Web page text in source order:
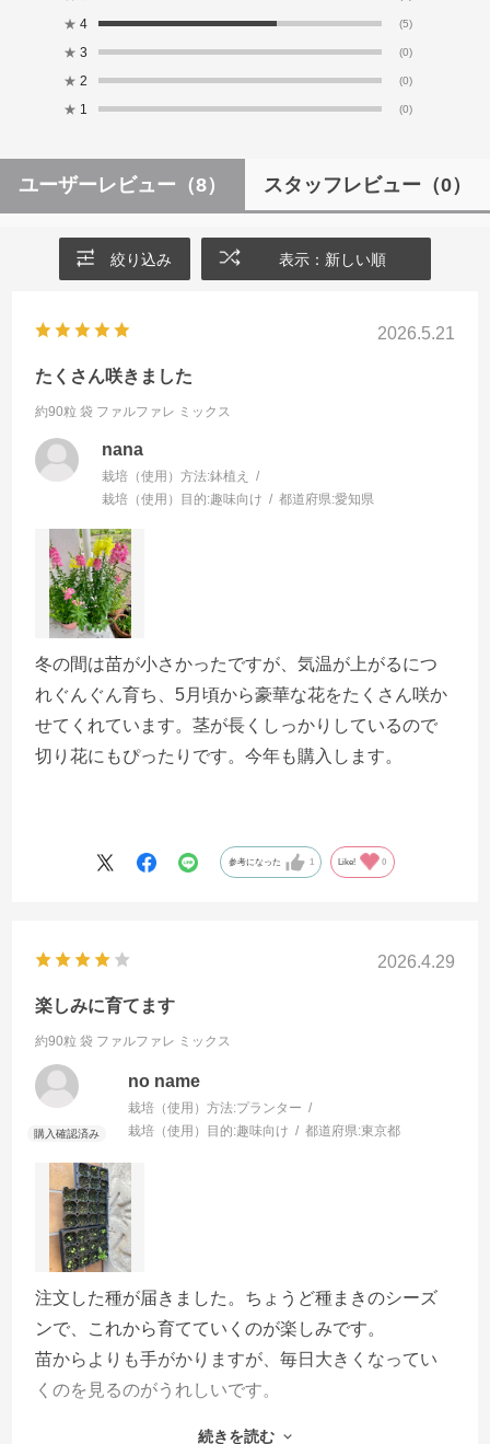
★ 4 (5)
★ 3 (0)
★ 2 (0)
★ 1 (0)
ユーザーレビュー （8） スタッフレビュー （0）
絞り込み 表示：新しい順
2026.5.21
たくさん咲きました
約90粒 袋 ファルファレ ミックス
nana
栽培（使用）方法:鉢植え
栽培（使用）目的:趣味向け 都道府県:愛知県
冬の間は苗が小さかったですが、気温が上がるにつ
れぐんぐん育ち、5月頃から豪華な花をたくさん咲か
せてくれています。茎が長くしっかりしているので
切り花にもぴったりです。今年も購入します。
参考になった 1 Like! 0
2026.4.29
楽しみに育てます
約90粒 袋 ファルファレ ミックス
no name
栽培（使用）方法:プランター
栽培（使用）目的:趣味向け 都道府県:東京都
注文した種が届きました。ちょうど種まきのシーズ
ンで、これから育てていくのが楽しみです。
苗からよりも手がかりますが、毎日大きくなってい
くのを見るのがうれしいです。
続きを読む